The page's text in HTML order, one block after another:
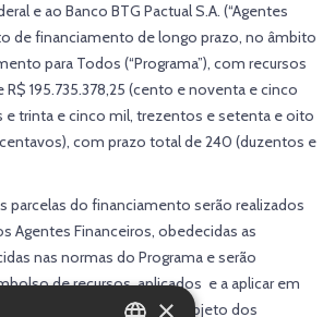
e ao Banco BTG Pactual S.A. (“Agentes
de financiamento de longo prazo, no âmbito
para Todos (“Programa”), com recursos
R$ 195.735.378,25 (cento e noventa e cinco
trinta e cinco mil, trezentos e setenta e oito
com prazo total de 240 (duzentos e
parcelas do financiamento serão realizados
Agentes Financeiros, obedecidas as
nas normas do Programa e serão
de recursos aplicados e a aplicar em
materiais e equipamentos objeto dos
×